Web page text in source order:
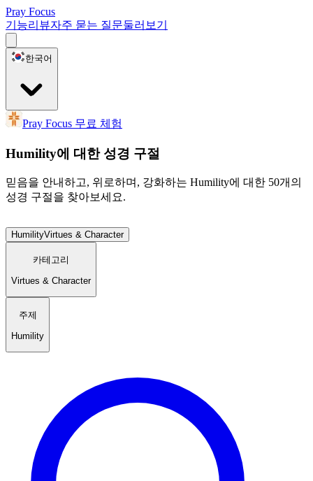
Pray Focus
기능리뷰자주 묻는 질문둘러보기
한국어
Pray Focus 무료 체험
Humility에 대한 성경 구절
믿음을 안내하고, 위로하며, 강화하는 Humility에 대한 50개의
성경 구절을 찾아보세요.
HumilityVirtues & Character
카테고리
Virtues & Character
주제
Humility